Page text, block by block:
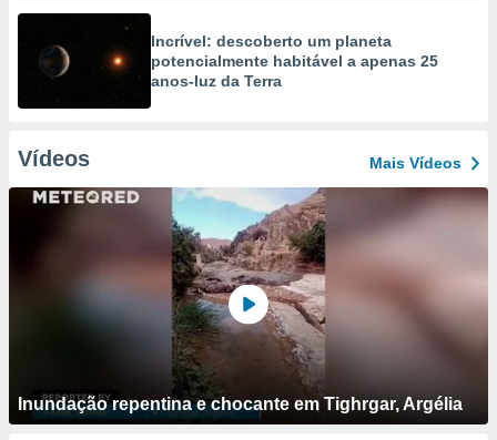
Incrível: descoberto um planeta
potencialmente habitável a apenas 25
anos-luz da Terra
Vídeos Mais Vídeos
Inundação repentina e chocante em Tighrgar, Argélia